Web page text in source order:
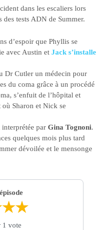
dans les escaliers lors
des tests ADN de Summer.
d’espoir que Phyllis se
avec Austin etJack s’installe
Dr Cutler un médecin pour
du coma grâce à un procédé
s’enfuit de l’hôpital et
où Sharon et Nick se
interprétée parGina Tognoni.
quelques mois plus tard
dévoilée et le mensonge
★★
1 vote